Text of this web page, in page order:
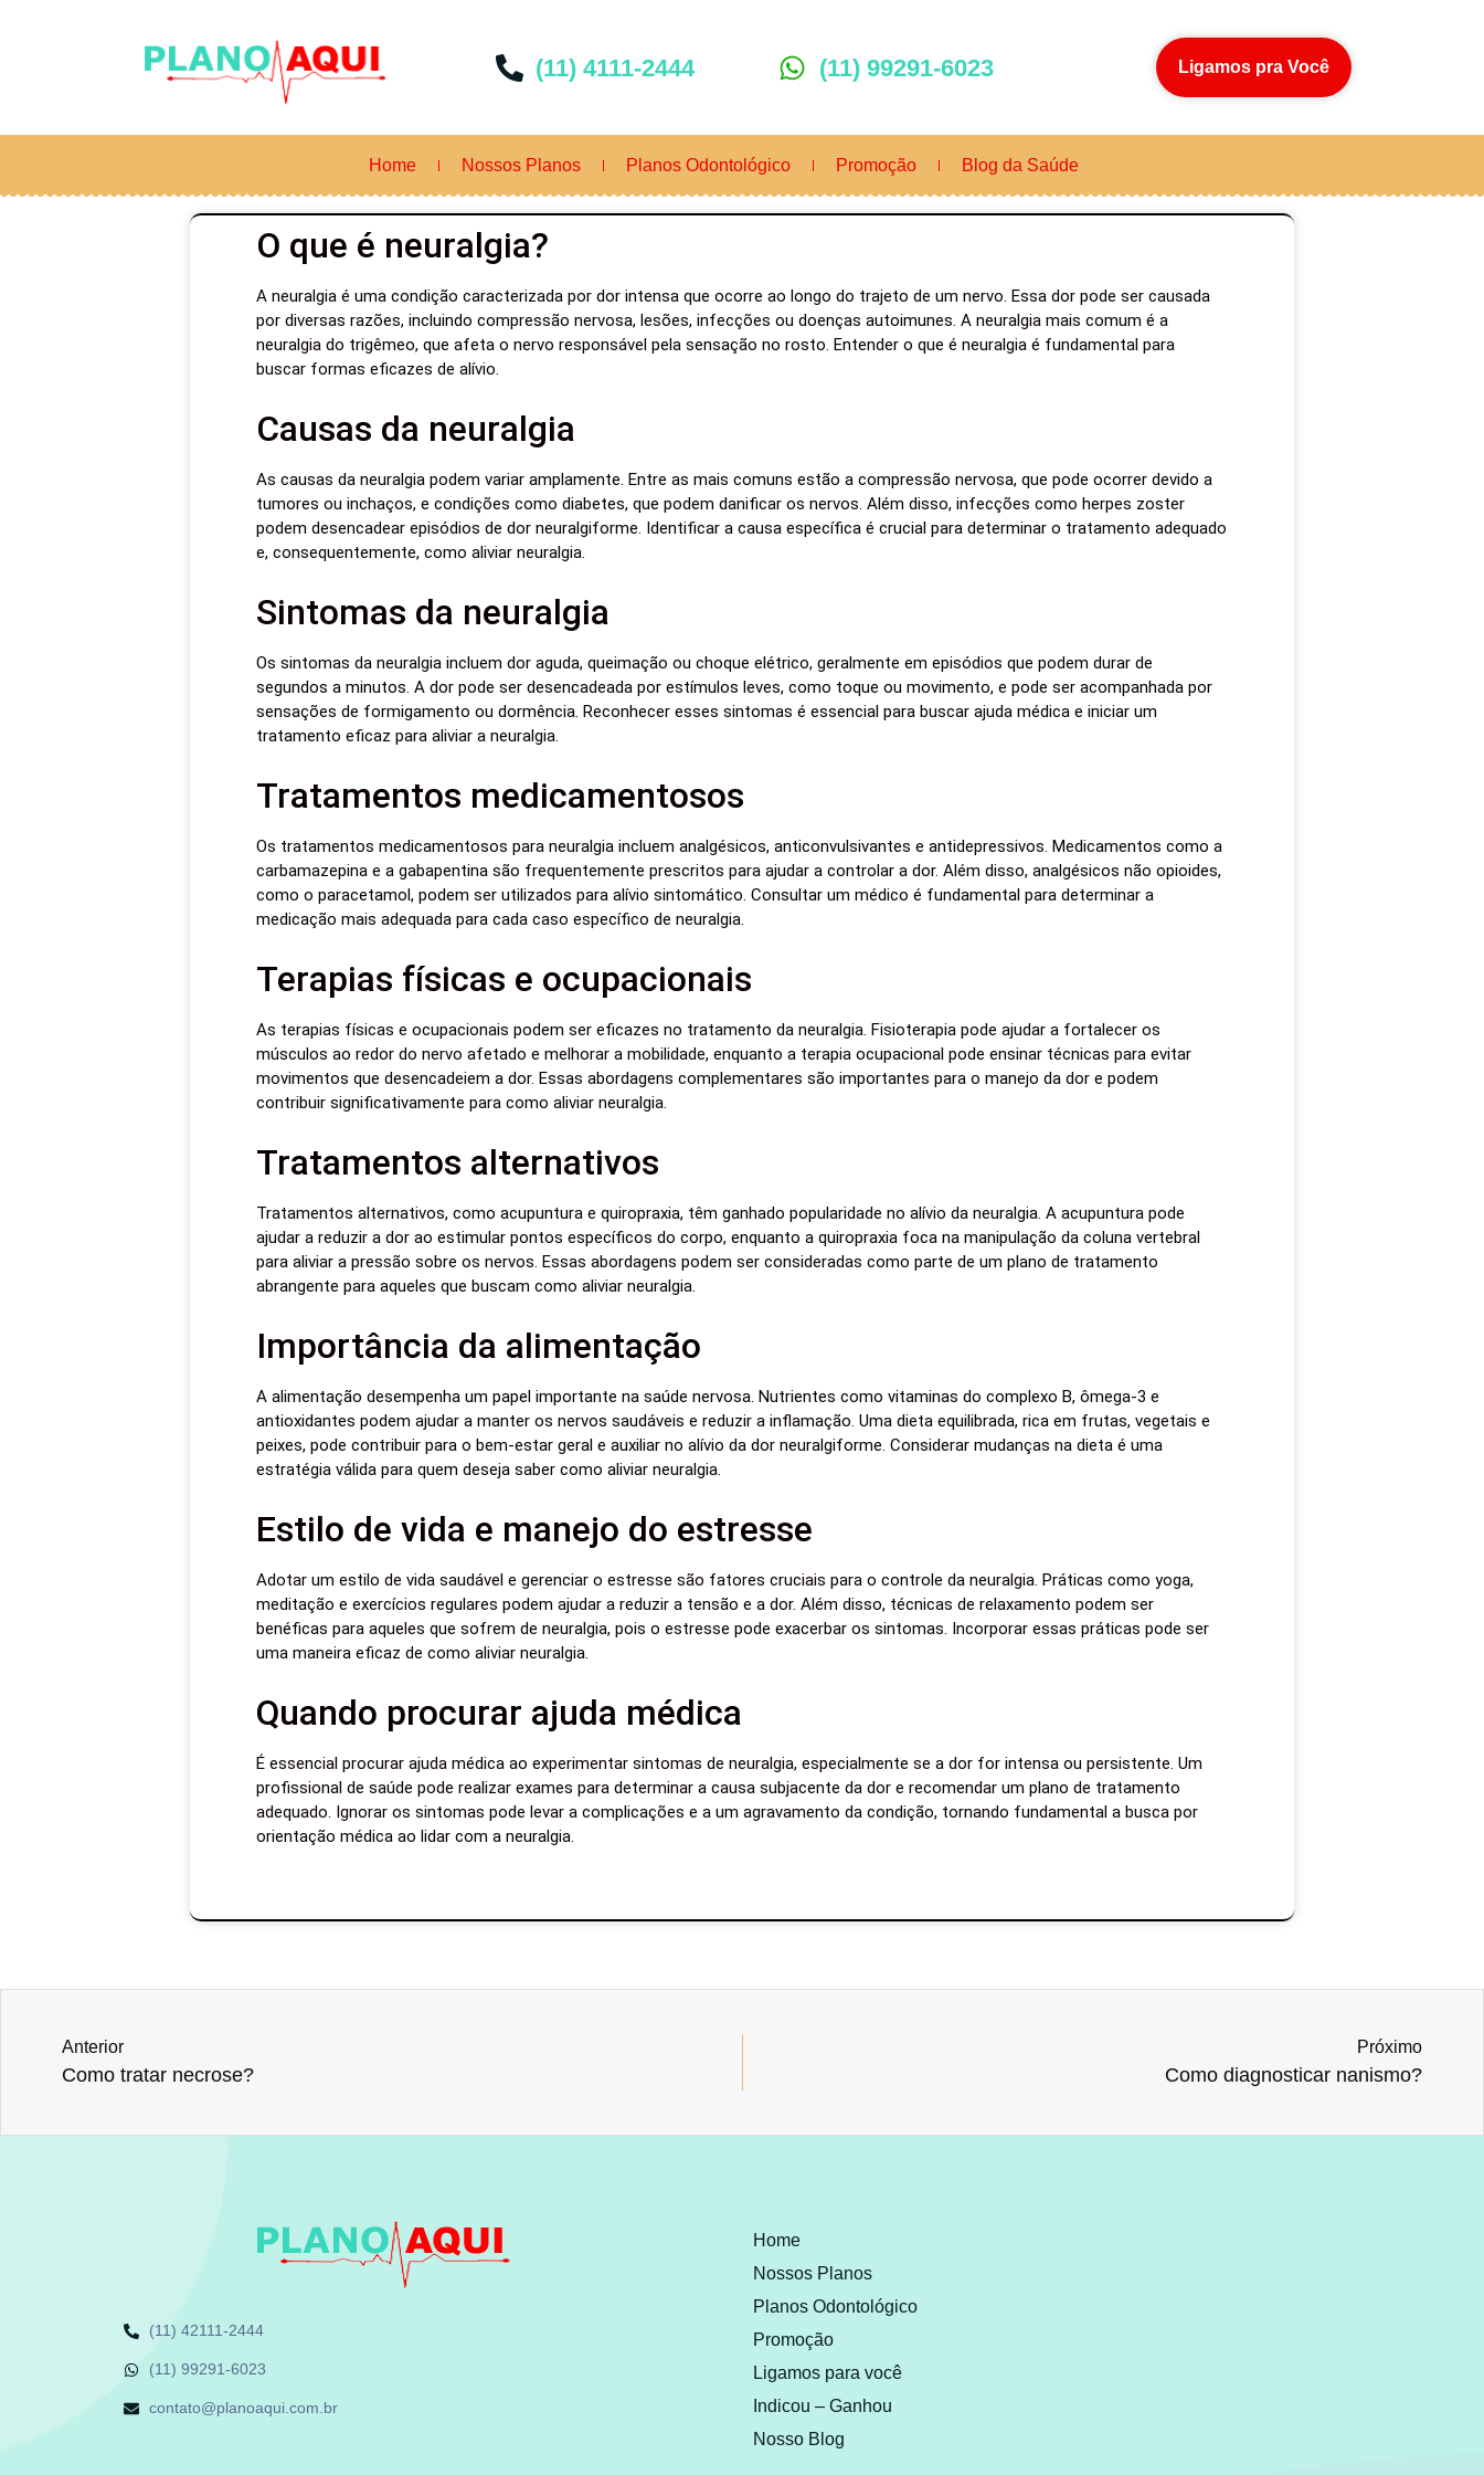
(11) 4111-2444 (11) 99291-6023 Ligamos pra Você
Home Nossos Planos Planos Odontológico Promoção Blog da Saúde
O que é neuralgia?
A neuralgia é uma condição caracterizada por dor intensa que ocorre ao longo do trajeto de um nervo. Essa dor pode ser causada
por diversas razões, incluindo compressão nervosa, lesões, infecções ou doenças autoimunes. A neuralgia mais comum é a
neuralgia do trigêmeo, que afeta o nervo responsável pela sensação no rosto. Entender o que é neuralgia é fundamental para
buscar formas eficazes de alívio.
Causas da neuralgia
As causas da neuralgia podem variar amplamente. Entre as mais comuns estão a compressão nervosa, que pode ocorrer devido a
tumores ou inchaços, e condições como diabetes, que podem danificar os nervos. Além disso, infecções como herpes zoster
podem desencadear episódios de dor neuralgiforme. Identificar a causa específica é crucial para determinar o tratamento adequado
e, consequentemente, como aliviar neuralgia.
Sintomas da neuralgia
Os sintomas da neuralgia incluem dor aguda, queimação ou choque elétrico, geralmente em episódios que podem durar de
segundos a minutos. A dor pode ser desencadeada por estímulos leves, como toque ou movimento, e pode ser acompanhada por
sensações de formigamento ou dormência. Reconhecer esses sintomas é essencial para buscar ajuda médica e iniciar um
tratamento eficaz para aliviar a neuralgia.
Tratamentos medicamentosos
Os tratamentos medicamentosos para neuralgia incluem analgésicos, anticonvulsivantes e antidepressivos. Medicamentos como a
carbamazepina e a gabapentina são frequentemente prescritos para ajudar a controlar a dor. Além disso, analgésicos não opioides,
como o paracetamol, podem ser utilizados para alívio sintomático. Consultar um médico é fundamental para determinar a
medicação mais adequada para cada caso específico de neuralgia.
Terapias físicas e ocupacionais
As terapias físicas e ocupacionais podem ser eficazes no tratamento da neuralgia. Fisioterapia pode ajudar a fortalecer os
músculos ao redor do nervo afetado e melhorar a mobilidade, enquanto a terapia ocupacional pode ensinar técnicas para evitar
movimentos que desencadeiem a dor. Essas abordagens complementares são importantes para o manejo da dor e podem
contribuir significativamente para como aliviar neuralgia.
Tratamentos alternativos
Tratamentos alternativos, como acupuntura e quiropraxia, têm ganhado popularidade no alívio da neuralgia. A acupuntura pode
ajudar a reduzir a dor ao estimular pontos específicos do corpo, enquanto a quiropraxia foca na manipulação da coluna vertebral
para aliviar a pressão sobre os nervos. Essas abordagens podem ser consideradas como parte de um plano de tratamento
abrangente para aqueles que buscam como aliviar neuralgia.
Importância da alimentação
A alimentação desempenha um papel importante na saúde nervosa. Nutrientes como vitaminas do complexo B, ômega-3 e
antioxidantes podem ajudar a manter os nervos saudáveis e reduzir a inflamação. Uma dieta equilibrada, rica em frutas, vegetais e
peixes, pode contribuir para o bem-estar geral e auxiliar no alívio da dor neuralgiforme. Considerar mudanças na dieta é uma
estratégia válida para quem deseja saber como aliviar neuralgia.
Estilo de vida e manejo do estresse
Adotar um estilo de vida saudável e gerenciar o estresse são fatores cruciais para o controle da neuralgia. Práticas como yoga,
meditação e exercícios regulares podem ajudar a reduzir a tensão e a dor. Além disso, técnicas de relaxamento podem ser
benéficas para aqueles que sofrem de neuralgia, pois o estresse pode exacerbar os sintomas. Incorporar essas práticas pode ser
uma maneira eficaz de como aliviar neuralgia.
Quando procurar ajuda médica
É essencial procurar ajuda médica ao experimentar sintomas de neuralgia, especialmente se a dor for intensa ou persistente. Um
profissional de saúde pode realizar exames para determinar a causa subjacente da dor e recomendar um plano de tratamento
adequado. Ignorar os sintomas pode levar a complicações e a um agravamento da condição, tornando fundamental a busca por
orientação médica ao lidar com a neuralgia.
Anterior
Como tratar necrose?
Próximo
Como diagnosticar nanismo?
(11) 42111-2444
(11) 99291-6023
contato@planoaqui.com.br
Home
Nossos Planos
Planos Odontológico
Promoção
Ligamos para você
Indicou – Ganhou
Nosso Blog